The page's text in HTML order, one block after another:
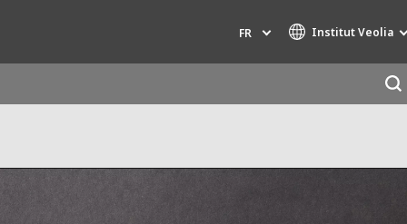
FR Institut Veolia
AIR QUALITY